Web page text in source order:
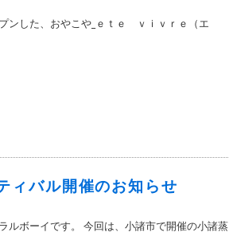
ンした、おやこや_ｅｔｅ ｖｉｖｒｅ（エ
ィバル開催のお知らせ
ルボーイです。 今回は、小諸市で開催の小諸蒸